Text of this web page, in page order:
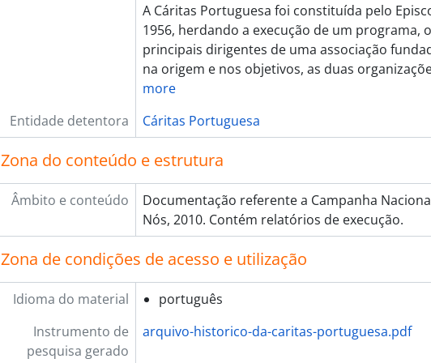
[Documento composto] 013 - Campanha Divani
[Documento composto] 014 - SIBS (2009), 2010
[Documento composto] 015 - AHRESP (2010-
[Documento composto] 016 - BotaMinuto (2009-
[Documento composto] 017 - Lusófona (2011),
[Documento simples] 019 - Spot Cáritas 2007
[Documento simples] 021 - Spot Cáritas 2007
[Documento simples] 022 - Campanha de 2006:
[Documento simples] 023 - Cáritas 2002 spot,
[Documento simples] 024 - Cáritas 2002 spot, 2002
[Documento simples] 026 - SIC - Spot Cáritas
[Documento simples] 027 - SIC - Spot Cáritas D.
[Documento simples] 028 - SIC - Spot Cáritas
[Documento composto] 029 - A Cáritas Portuguesa ao
[Documento simples] 030 - Cáritas Portuguesa,
A Cáritas Portuguesa foi constituída pelo
1956, herdando a execução de um programa,
principais dirigentes de uma associação
na origem e nos objetivos, as duas
more
Entidade detentora
Cáritas Portuguesa
Zona do conteúdo e estrutura
Âmbito e conteúdo
Documentação referente a Campanha
Nós, 2010. Contém relatórios de execução.
Zona de condições de acesso e utilização
Idioma do material
português
Instrumento de
pesquisa gerado
arquivo-historico-da-caritas-portuguesa.pdf